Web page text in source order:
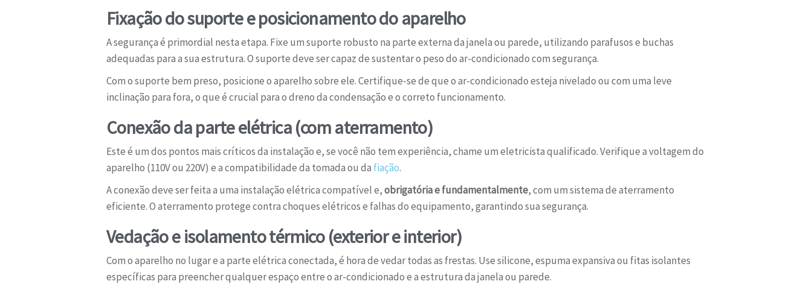
Fixação do suporte e posicionamento do aparelho
A segurança é primordial nesta etapa. Fixe um suporte robusto na parte externa da janela ou parede, utilizando parafusos e buchas
adequadas para a sua estrutura. O suporte deve ser capaz de sustentar o peso do ar-condicionado com segurança.
Com o suporte bem preso, posicione o aparelho sobre ele. Certifique-se de que o ar-condicionado esteja nivelado ou com uma leve
inclinação para fora, o que é crucial para o dreno da condensação e o correto funcionamento.
Conexão da parte elétrica (com aterramento)
Este é um dos pontos mais críticos da instalação e, se você não tem experiência, chame um eletricista qualificado. Verifique a voltagem do
aparelho (110V ou 220V) e a compatibilidade da tomada ou da fiação.
A conexão deve ser feita a uma instalação elétrica compatível e,obrigatória e fundamentalmente, com um sistema de aterramento
eficiente. O aterramento protege contra choques elétricos e falhas do equipamento, garantindo sua segurança.
Vedação e isolamento térmico (exterior e interior)
Com o aparelho no lugar e a parte elétrica conectada, é hora de vedar todas as frestas. Use silicone, espuma expansiva ou fitas isolantes
específicas para preencher qualquer espaço entre o ar-condicionado e a estrutura da janela ou parede.